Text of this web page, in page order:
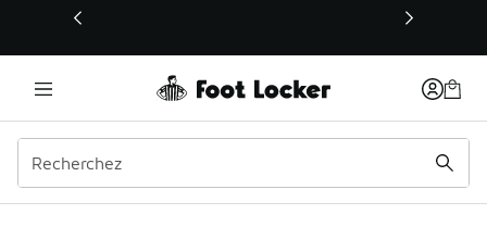
Ce lien s’ouvrira dans une nouvelle fenêtre